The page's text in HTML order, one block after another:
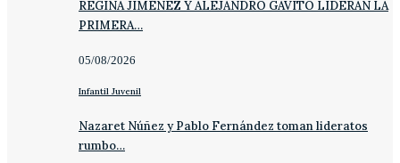
REGINA JIMÉNEZ Y ALEJANDRO GAVITO LIDERAN LA
PRIMERA…
05/08/2026
Infantil Juvenil
Nazaret Núñez y Pablo Fernández toman lideratos
rumbo…